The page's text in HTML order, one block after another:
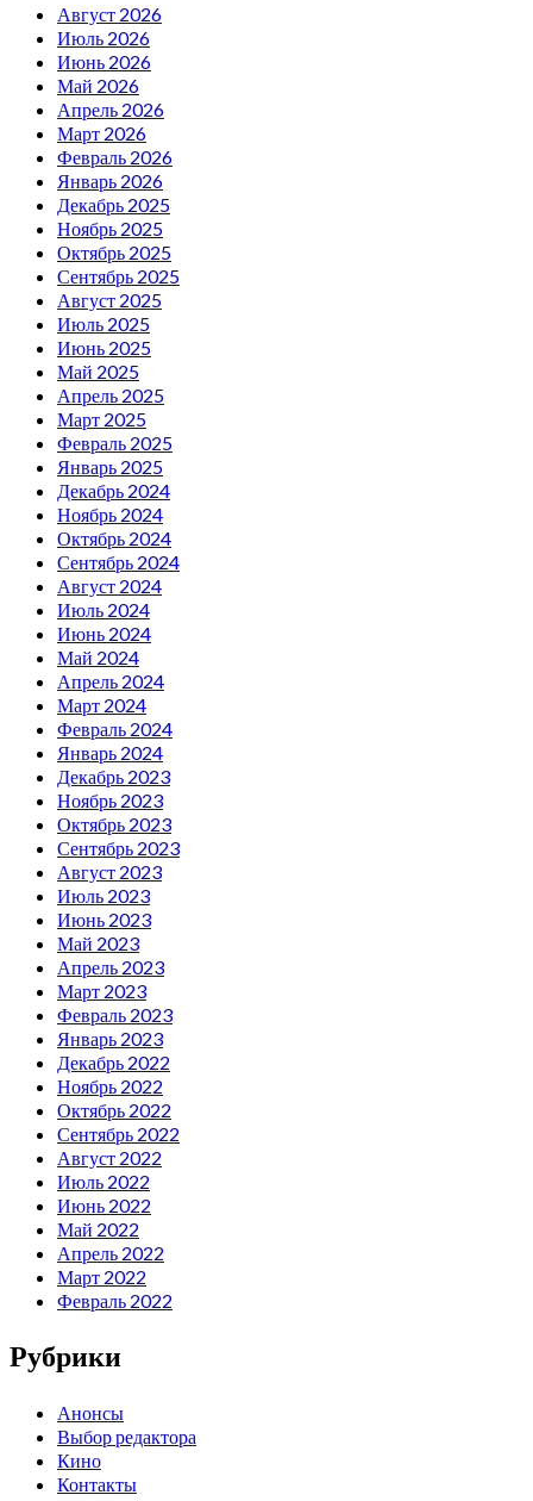
Август 2026
Июль 2026
Июнь 2026
Май 2026
Апрель 2026
Март 2026
Февраль 2026
Январь 2026
Декабрь 2025
Ноябрь 2025
Октябрь 2025
Сентябрь 2025
Август 2025
Июль 2025
Июнь 2025
Май 2025
Апрель 2025
Март 2025
Февраль 2025
Январь 2025
Декабрь 2024
Ноябрь 2024
Октябрь 2024
Сентябрь 2024
Август 2024
Июль 2024
Июнь 2024
Май 2024
Апрель 2024
Март 2024
Февраль 2024
Январь 2024
Декабрь 2023
Ноябрь 2023
Октябрь 2023
Сентябрь 2023
Август 2023
Июль 2023
Июнь 2023
Май 2023
Апрель 2023
Март 2023
Февраль 2023
Январь 2023
Декабрь 2022
Ноябрь 2022
Октябрь 2022
Сентябрь 2022
Август 2022
Июль 2022
Июнь 2022
Май 2022
Апрель 2022
Март 2022
Февраль 2022
Рубрики
Анонсы
Выбор редактора
Кино
Контакты